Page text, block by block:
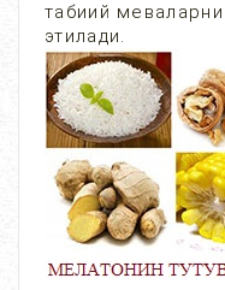
табиий
этилади.